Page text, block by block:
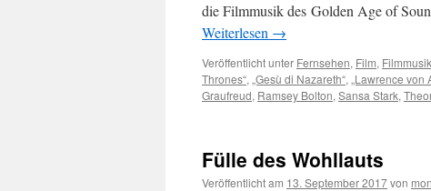
die Filmmusik des Golden Age of
Weiterlesen →
Veröffentlicht unter Fernsehen, Film,
Thrones“, „Gesù di Nazareth“, „Lawrence von
Graufreud, Ramsey Bolton, Sansa Stark,
Fülle des Wohllauts
Veröffentlicht am 13. September 2017von